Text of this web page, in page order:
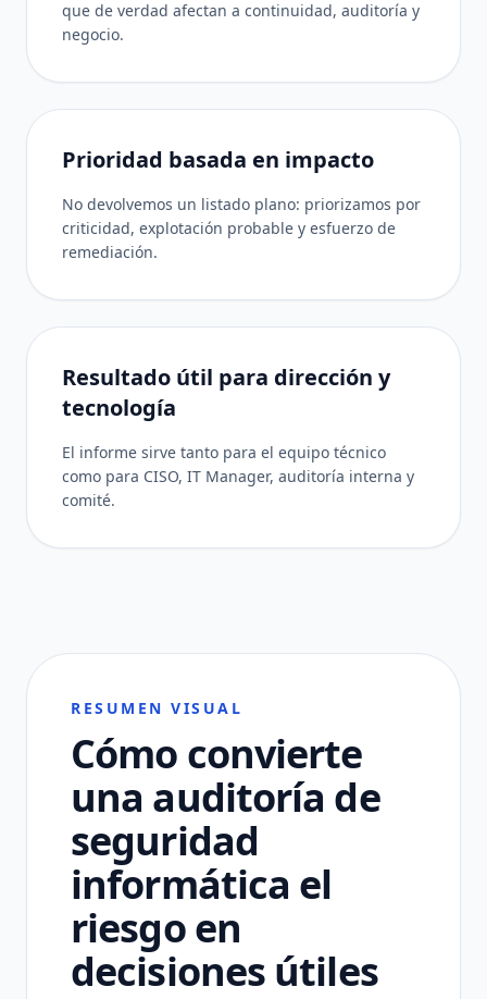
que de verdad afectan a continuidad, auditoría y
negocio.
Prioridad basada en impacto
No devolvemos un listado plano: priorizamos por
criticidad, explotación probable y esfuerzo de
remediación.
Resultado útil para dirección y
tecnología
El informe sirve tanto para el equipo técnico
como para CISO, IT Manager, auditoría interna y
comité.
RESUMEN VISUAL
Cómo convierte
una auditoría de
seguridad
informática el
riesgo en
decisiones útiles